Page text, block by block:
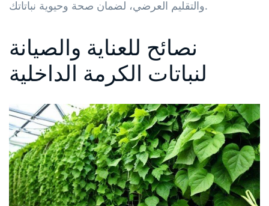
والتقليم العرضي، لضمان صحة وحيوية نباتاتك.
نصائح للعناية والصيانة
لنباتات الكرمة الداخلية